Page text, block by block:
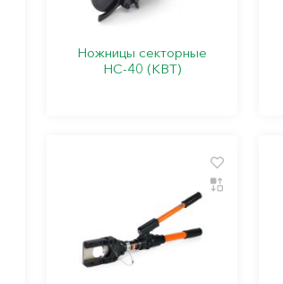
Ножницы секторные
НС-40 (КВТ)